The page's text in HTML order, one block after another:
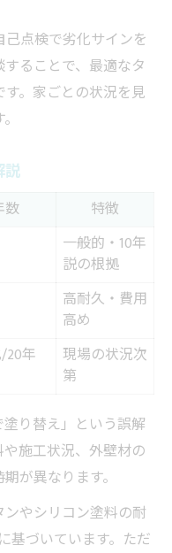
点検で劣化サインを
ることで、最適なタ
。家ごとの状況を見
説
数
特徴
一般的・10年
説の根拠
高耐久・費用
高め
20年
現場の状況次
第
り替え」という誤解
施工状況、外壁材の
が異なります。
やシリコン塗料の耐
基づいています。ただ